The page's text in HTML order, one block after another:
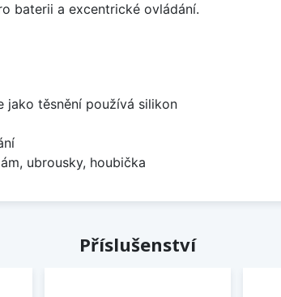
baterii a excentrické ovládání.
jako těsnění používá silikon
ubrousky, houbička
Příslušenství